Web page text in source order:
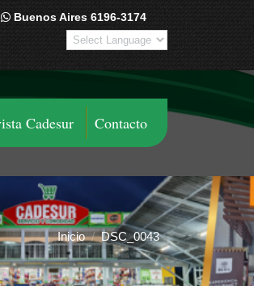
Buenos Aires 6196-3174
Cadesur Contacto
Inicio DSC_0043